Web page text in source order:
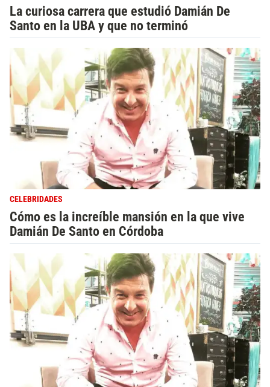
La curiosa carrera que estudió Damián De
Santo en la UBA y que no terminó
CELEBRIDADES
Cómo es la increíble mansión en la que vive
Damián De Santo en Córdoba